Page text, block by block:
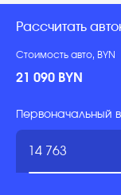
Рассчитать
Стоимость авто, BYN
21 090 BYN
Первоначальный